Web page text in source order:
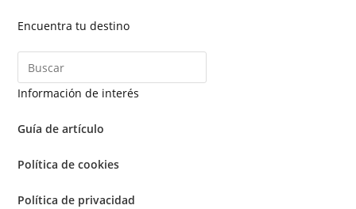
Encuentra tu destino
Información de interés
Guía de artículo
Política de cookies
Política de privacidad